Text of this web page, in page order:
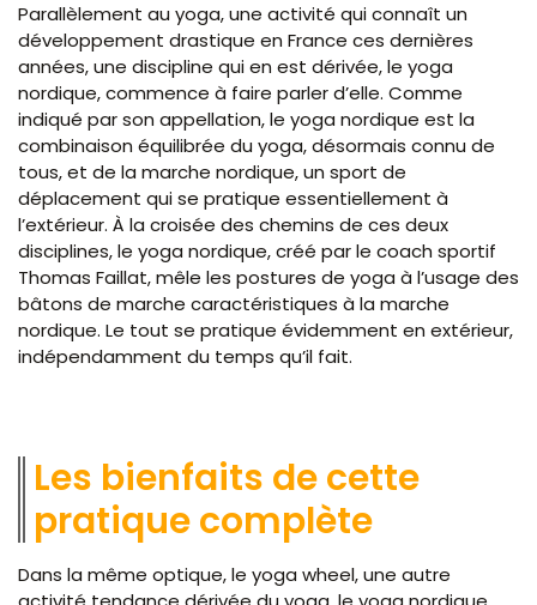
Parallèlement au yoga, une activité qui connaît un
développement drastique en France ces dernières
années, une discipline qui en est dérivée, le yoga
nordique, commence à faire parler d’elle. Comme
indiqué par son appellation, le yoga nordique est la
combinaison équilibrée du yoga, désormais connu de
tous, et de la marche nordique, un sport de
déplacement qui se pratique essentiellement à
l’extérieur. À la croisée des chemins de ces deux
disciplines, le yoga nordique, créé par le coach sportif
Thomas Faillat, mêle les postures de yoga à l’usage des
bâtons de marche caractéristiques à la marche
nordique. Le tout se pratique évidemment en extérieur,
indépendamment du temps qu’il fait.
Les bienfaits de cette
pratique complète
Dans la même optique, le yoga wheel, une autre